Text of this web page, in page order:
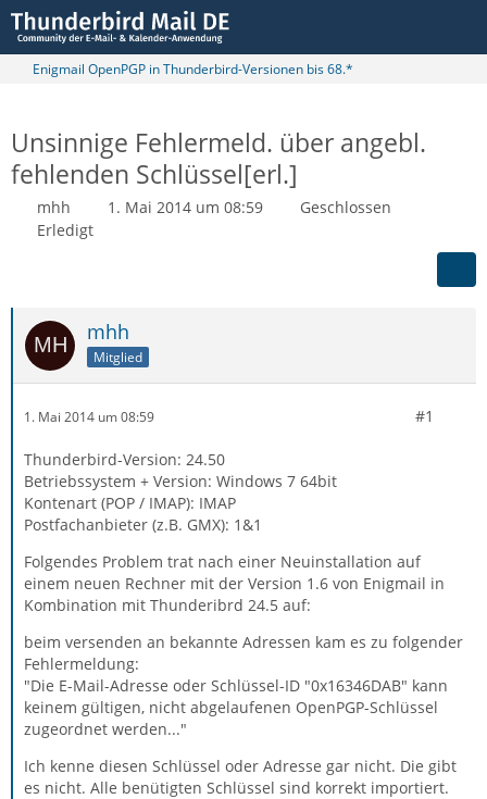
Enigmail OpenPGP in Thunderbird-Versionen bis 68.*
Unsinnige Fehlermeld. über angebl.
fehlenden Schlüssel[erl.]
mhh 1. Mai 2014 um 08:59
Geschlossen
Erledigt
mhh
Mitglied
1. Mai 2014 um 08:59 #1
Thunderbird-Version: 24.50
Betriebssystem + Version: Windows 7 64bit
Kontenart (POP / IMAP): IMAP
Postfachanbieter (z.B. GMX): 1&1
Folgendes Problem trat nach einer Neuinstallation auf
einem neuen Rechner mit der Version 1.6 von Enigmail in
Kombination mit Thunderibrd 24.5 auf:
beim versenden an bekannte Adressen kam es zu folgender
Fehlermeldung:
"Die E-Mail-Adresse oder Schlüssel-ID "0x16346DAB" kann
keinem gültigen, nicht abgelaufenen OpenPGP-Schlüssel
zugeordnet werden..."
Ich kenne diesen Schlüssel oder Adresse gar nicht. Die gibt
es nicht. Alle benütigten Schlüssel sind korrekt importiert.